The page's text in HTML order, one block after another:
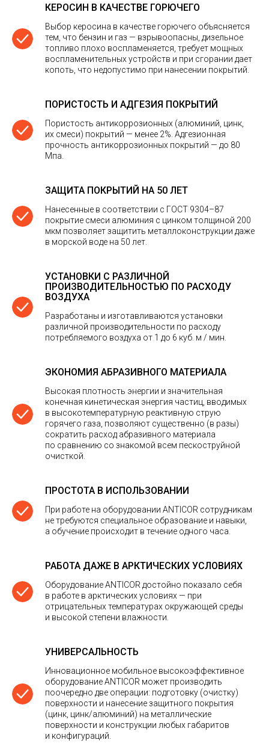
КЕРОСИН В КАЧЕСТВЕ ГОРЮЧЕГО
Выбор керосина в качестве горючего объясняется
тем, что бензин и газ — взрывоопасны, дизельное
топливо плохо воспламеняется, требует мощных
воспламенительных устройств и при сгорании дает
копоть, что недопустимо при нанесении покрытий.
ПОРИСТОСТЬ И АДГЕЗИЯ ПОКРЫТИЙ
Пористость антикоррозионных (алюминий, цинк,
их смеси) покрытий — менее 2%. Адгезионная
прочность антикоррозионных покрытий — до 80
Мпа.
ЗАЩИТА ПОКРЫТИЙ НА 50 ЛЕТ
Нанесенные в соответствии с ГОСТ 9304–87
покрытие смеси алюминия с цинком толщиной 200
мкм позволяет защитить металлоконструкции даже
в морской воде на 50 лет.
УСТАНОВКИ С РАЗЛИЧНОЙ
ПРОИЗВОДИТЕЛЬНОСТЬЮ ПО РАСХОДУ
ВОЗДУХА
Разработаны и изготавливаются установки
различной производительности по расходу
потребляемого воздуха от 1 до 6 куб. м / мин.
ЭКОНОМИЯ АБРАЗИВНОГО МАТЕРИАЛА
Высокая плотность энергии и значительная
конечная кинетическая энергия частиц, вводимых
в высокотемпературную реактивную струю
горячего газа, позволяют существенно (в разы)
сократить расход абразивного материала
по сравнению со знакомой всем пескоструйной
очисткой.
ПРОСТОТА В ИСПОЛЬЗОВАНИИ
При работе на оборудовании ANTICOR сотрудникам
не требуются специальное образование и навыки,
а обучение происходит в течение одного часа.
РАБОТА ДАЖЕ В АРКТИЧЕСКИХ УСЛОВИЯХ
Оборудование ANTICOR достойно показало себя
в работе в арктических условиях — при
отрицательных температурах окружающей среды
и высокой степени влажности.
УНИВЕРСАЛЬНОСТЬ
Инновационное мобильное высокоэффективное
оборудование ANTICOR может производить
поочередно две операции: подготовку (очистку)
поверхности и нанесение защитного покрытия
(цинк, цинк/алюминий) на металлические
поверхности и конструкции любых габаритов
и конфигураций.